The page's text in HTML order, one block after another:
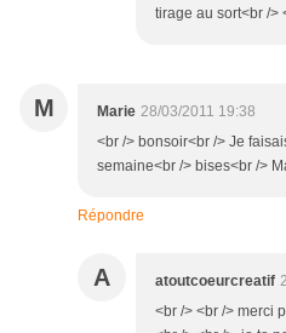
tirage au sort<br />
M Marie 28/03/2011 19:38
<br /> bonsoir<br /> Je
semaine<br /> bises<br />
Répondre
A atoutcoeurcreatif
<br /> <br /> merci